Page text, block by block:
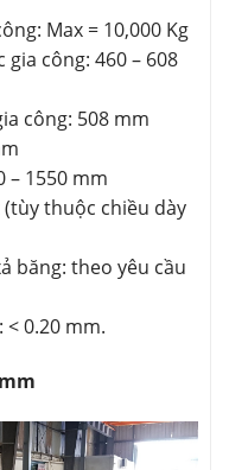
Max = 10,000 Kg
công: 460 – 608
công: 508 mm
– 1550 mm
(tùy thuộc chiều dày
băng: theo yêu cầu
0.20 mm.